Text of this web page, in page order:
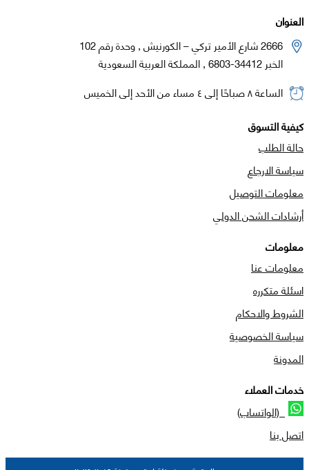
العنوان
2666 شارع الأمير تركي – الكورنيش , وحدة رقم 102
الخبر 34412-6803 , المملكة العربية السعودية
الساعة ٨ صباحًا إلى ٤ مساء من الأحد إلى الخميس
كيفية التسوق
حالة الطلب
سياسة الارجاع
معلومات التوصيل
أرشادات الشحن الدولي
معلومات
معلومات عنا
اسئلة متكرره
الشروط والاحكام
سياسة الخصوصية
المدونة
خدمات العملاء
(الواتساب)
اتصل بنا